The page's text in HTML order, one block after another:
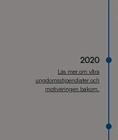
2020
Läs mer om våra
ungdomsstipendiater och
motiveringen bakom.